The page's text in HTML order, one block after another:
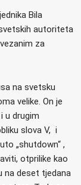
Bila
autoriteta
za
na svetsku
velike. On je
u drugim
slova V, i
„shutdown“ ,
otprilike kao
na deset tjedana